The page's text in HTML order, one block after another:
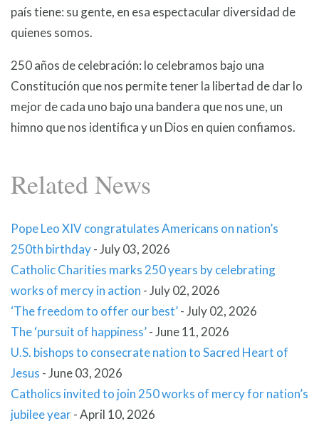
país tiene: su gente, en esa espectacular diversidad de
quienes somos.
250 años de celebración: lo celebramos bajo una
Constitución que nos permite tener la libertad de dar lo
mejor de cada uno bajo una bandera que nos une, un
himno que nos identifica y un Dios en quien confiamos.
Related News
Pope Leo XIV congratulates Americans on nation’s
250th birthday-July 03, 2026
Catholic Charities marks 250 years by celebrating
works of mercy in action -July 02, 2026
‘The freedom to offer our best’-July 02, 2026
The ‘pursuit of happiness’-June 11, 2026
U.S. bishops to consecrate nation to Sacred Heart of
Jesus -June 03, 2026
Catholics invited to join 250 works of mercy for nation’s
jubilee year-April 10, 2026